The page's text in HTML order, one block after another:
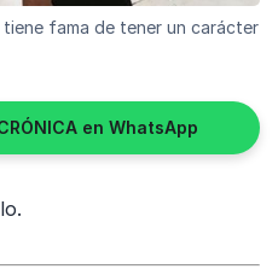
tiene fama de tener un carácter
en WhatsApp